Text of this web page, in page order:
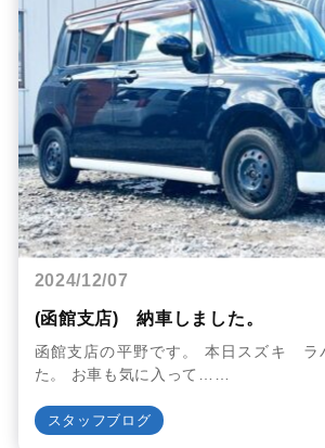
2024/12/07
(函館支店) 納車しました。
函館支店の平野です。 本日スズキ ラ
た。 お車も気に入って……
スタッフブログ